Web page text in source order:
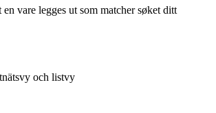
en vare legges ut som matcher søket ditt
och listvy